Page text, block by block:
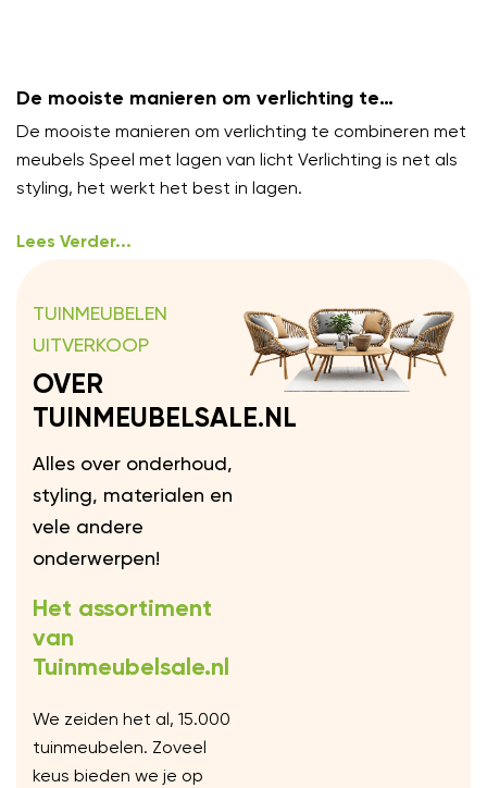
De mooiste manieren om verlichting te
combineren met meubels
De mooiste manieren om verlichting te combineren met
meubels Speel met lagen van licht Verlichting is net als
styling, het werkt het best in lagen.
Lees Verder...
TUINMEUBELEN
UITVERKOOP
OVER
TUINMEUBELSALE.NL
Alles over onderhoud,
styling, materialen en
vele andere
onderwerpen!
Het assortiment
van
Tuinmeubelsale.nl
We zeiden het al, 15.000
tuinmeubelen. Zoveel
keus bieden we je op